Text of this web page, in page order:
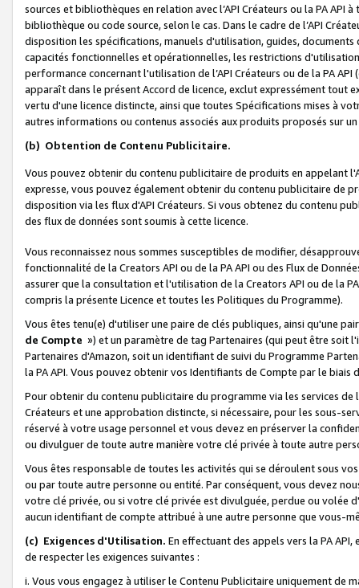
sources et bibliothèques en relation avec l’API Créateurs ou la PA
bibliothèque ou code source, selon le cas. Dans le cadre de l’API
disposition les spécifications, manuels d'utilisation, guides,
capacités fonctionnelles et opérationnelles, les restrictions
performance concernant l'utilisation de l’API Créateurs ou de la PA
apparaît dans le présent Accord de licence, exclut expressément tout
vertu d'une licence distincte, ainsi que toutes Spécifications mises à
autres informations ou contenus associés aux produits proposés sur
(b) Obtention de Contenu Publicitaire.
Vous pouvez obtenir du contenu publicitaire de produits en appelant
expresse, vous pouvez également obtenir du contenu publicitaire de
disposition via les flux d'API Créateurs. Si vous obtenez du contenu
des flux de données sont soumis à cette licence.
Vous reconnaissez nous sommes susceptibles de modifier,
fonctionnalité de la Creators API ou de la PA API ou des Flux de
assurer que la consultation et l'utilisation de la Creators API ou de la
compris la présente Licence et toutes les Politiques du Programme).
Vous êtes tenu(e) d'utiliser une paire de clés publiques, ainsi qu'une
de Compte ») et un paramètre de tag Partenaires (qui peut être soit
Partenaires d'Amazon, soit un identifiant de suivi du Programme
la PA API. Vous pouvez obtenir vos Identifiants de Compte par le biais
Pour obtenir du contenu publicitaire du programme via les services
Créateurs et une approbation distincte, si nécessaire, pour les sous-
réservé à votre usage personnel et vous devez en préserver la
ou divulguer de toute autre manière votre clé privée à toute autre
Vous êtes responsable de toutes les activités qui se déroulent sous
ou par toute autre personne ou entité. Par conséquent, vous devez
votre clé privée, ou si votre clé privée est divulguée, perdue ou volée
aucun identifiant de compte attribué à une autre personne que vous-
(c) Exigences d'Utilisation. En effectuant des appels vers la PA
de respecter les exigences suivantes :
i. Vous vous engagez à utiliser le Contenu Publicitaire uniquement de